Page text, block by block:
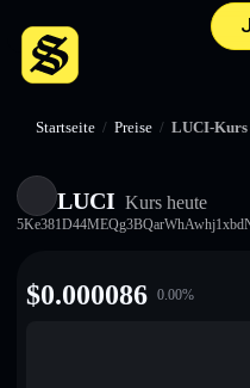
Startseite / Preise / LUCI-Kurs
LUCI Kurs heute
$0.000086 0.00%